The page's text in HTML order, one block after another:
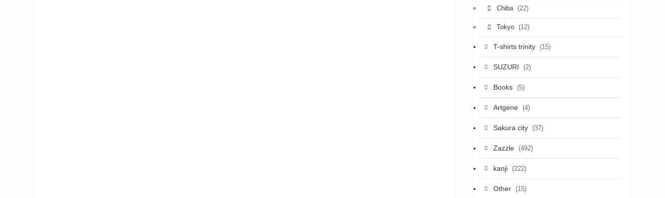
Chiba (22)
Tokyo (12)
T-shirts trinity (15)
SUZURI (2)
Books (5)
Artgene (4)
Sakura city (37)
Zazzle (492)
kanji (222)
Other (15)